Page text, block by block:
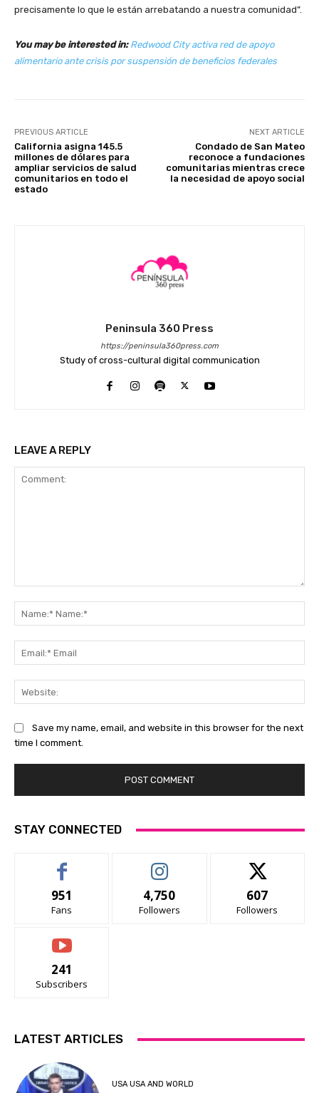
precisamente lo que le están arrebatando a nuestra comunidad”.
You may be interested in: Redwood City activa red de apoyo
alimentario ante crisis por suspensión de beneficios federales
PREVIOUS ARTICLE
California asigna 145.5
millones de dólares para
ampliar servicios de salud
comunitarios en todo el
estado
NEXT ARTICLE
Condado de San Mateo
reconoce a fundaciones
comunitarias mientras crece
la necesidad de apoyo social
Peninsula 360 Press
https://peninsula360press.com
Study of cross-cultural digital communication
LEAVE A REPLY
Save my name, email, and website in this browser for the next
time I comment.
STAY CONNECTED
951
Fans
4,750
Followers
607
Followers
241
Subscribers
LATEST ARTICLES
USA USA AND WORLD